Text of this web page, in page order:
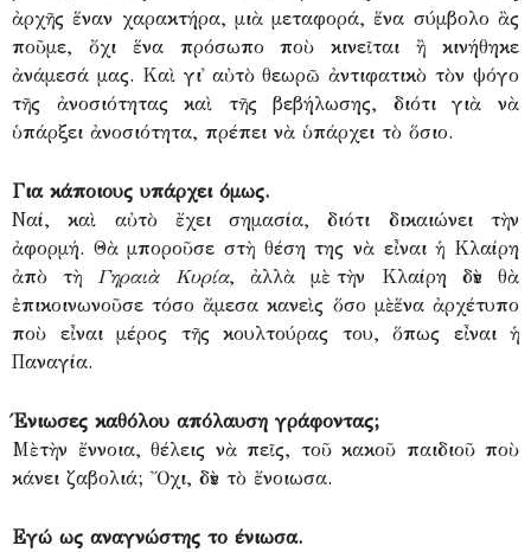
ἀρχῆς ἕναν χαρακτήρα, μιὰ μεταφορά, ἕνα σύμβολο ἂς
ποῦμε, ὄχι ἕνα πρόσωπο ποὺ κινεῖται ἢ κινήθηκε
ἀνάμεσά μας. Καὶ γι᾽ αὐτὸ θεωρῶ ἀντιφατικὸ τὸν ψόγο
τῆς ἀνοσιότητας καὶ τῆς βεβήλωσης, διότι γιὰ νὰ
ὑπάρξει ἀνοσιότητα, πρέπει νὰ ὑπάρχει τὸ ὅσιο.
Για κάποιους υπάρχει όμως.
Ναί, καὶ αὐτὸ ἔχει σημασία, διότι δικαιώνει τὴν
ἀφορμή. Θὰ μποροῦσε στὴ θέση της νὰ εἶναι ἡ Κλαίρη
ἀπὸ τὴ Γηραιὰ Κυρία, ἀλλὰ μὲ τὴν Κλαίρη δὲν θὰ
ἐπικοινωνοῦσε τόσο ἄμεσα κανεὶς ὅσο μὲ ἕνα ἀρχέτυπο
ποὺ εἶναι μέρος τῆς κουλτούρας του, ὅπως εἶναι ἡ
Παναγία.
Ένιωσες καθόλου απόλαυση γράφοντας;
Μὲ τὴν ἔννοια, θέλεις νὰ πεῖς, τοῦ κακοῦ παιδιοῦ ποὺ
κάνει ζαβολιά; Ὄχι, δὲν τὸ ἔνοιωσα.
Εγώ ως αναγνώστης το ένιωσα.